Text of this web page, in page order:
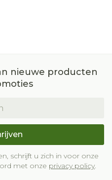
nieuwe producten
schrijft u zich in voor onze
met onze privacy policy.